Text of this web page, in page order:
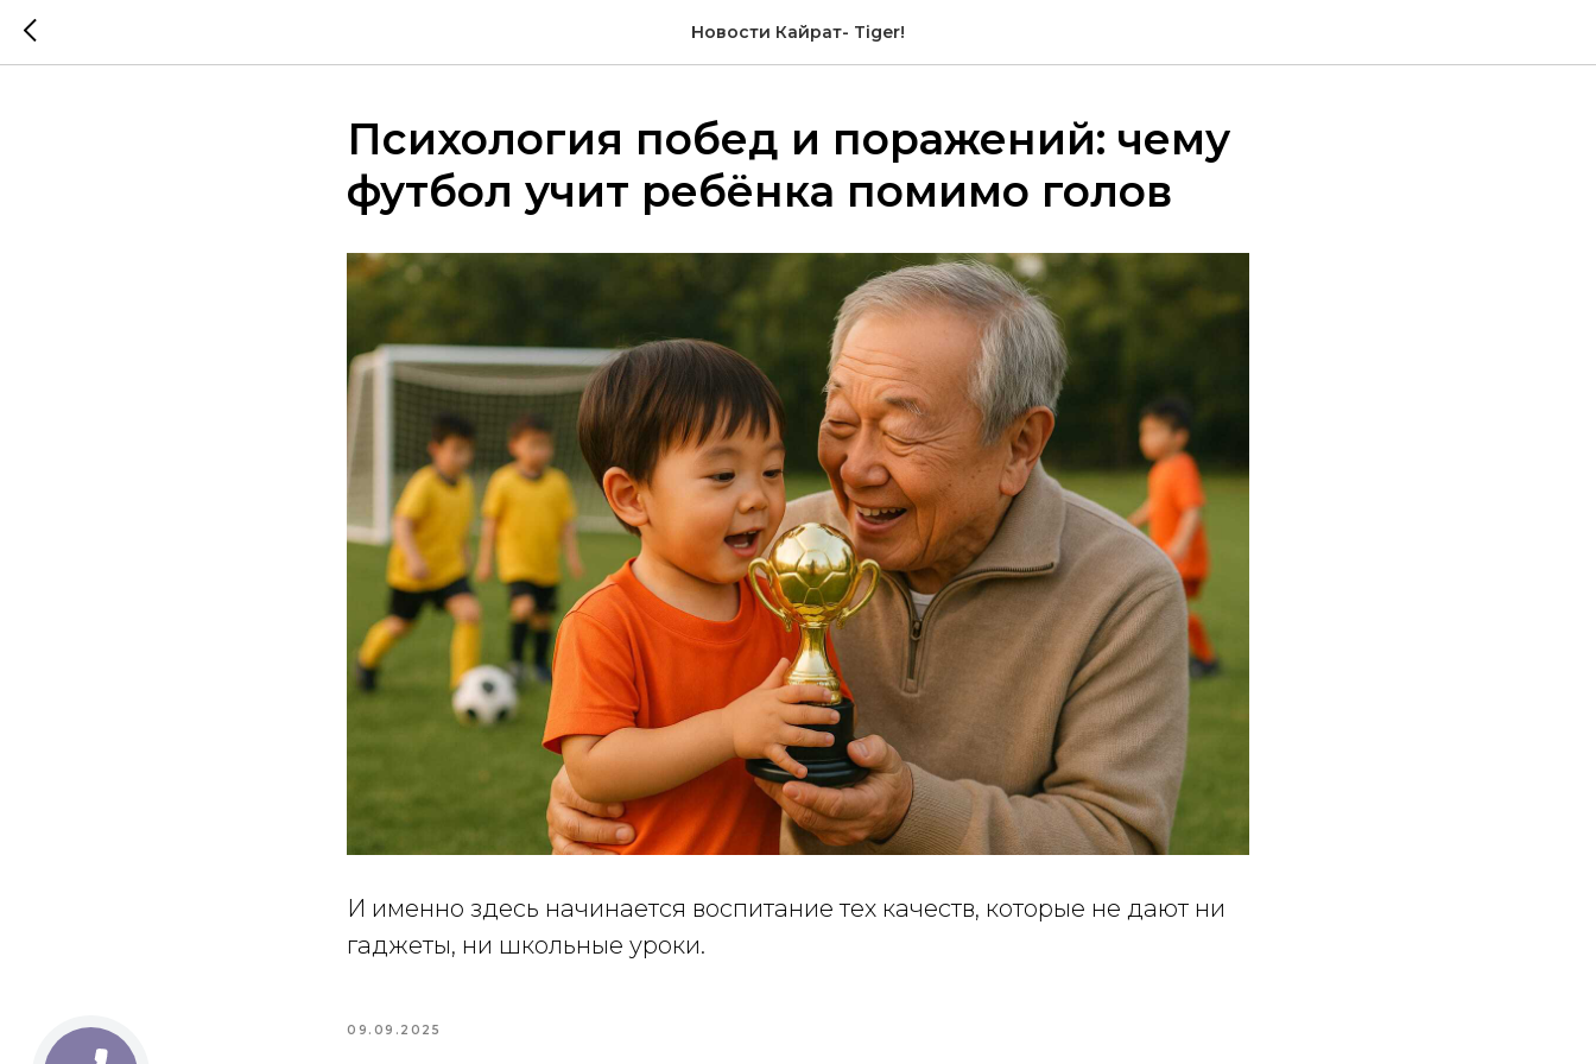
Новости Кайрат- Tiger!
Психология побед и поражений: чему
футбол учит ребёнка помимо голов
И именно здесь начинается воспитание тех качеств, которые не дают ни
гаджеты, ни школьные уроки.
09.09.2025